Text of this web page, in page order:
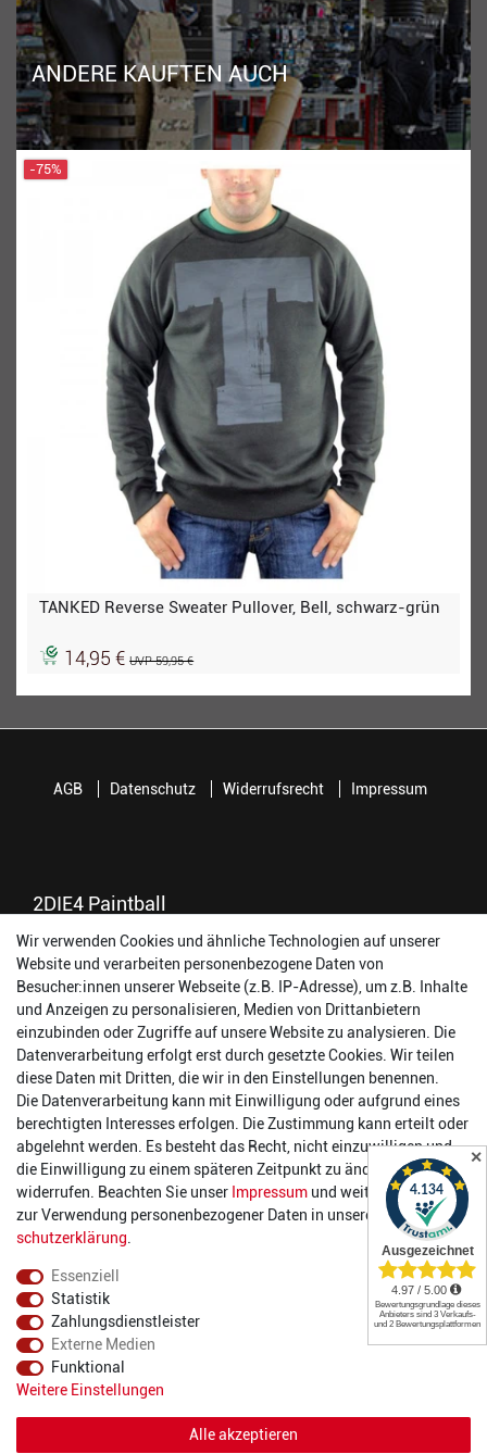
ANDERE KAUFTEN AUCH
-75%
TANKED Reverse Sweater Pullover, Bell, schwarz-grün
14,95 €UVP 59,95 €
2DIE4 Paintball
56457 Westerburg
Reinhold-Ferger-Straße 26
order@2die4-sports.com
0 26 63/ 9 68 69 37
Öffnungszeiten
14:00 - 17:00 Uhr
Dienstag:
14:00 - 17:00 Uhr
Mittwoch:
14:00 - 17:00 Uhr
Donnerstag:
14:00 - 17:00 Uhr
14:00 - 19:00 Uhr
10:00 - 17:00 Uhr
AGB Datenschutz Widerrufsrecht Impressum
Wir verwenden Cookies und ähnliche Technologien auf unserer
Website und verarbeiten personenbezogene Daten von
Besucher:innen unserer Webseite (z.B. IP-Adresse), um z.B. Inhalte
und Anzeigen zu personalisieren, Medien von Drittanbietern
einzubinden oder Zugriffe auf unsere Website zu analysieren. Die
Datenverarbeitung erfolgt erst durch gesetzte Cookies. Wir teilen
diese Daten mit Dritten, die wir in den Einstellungen benennen.
Die Datenverarbeitung kann mit Einwilligung oder aufgrund eines
berechtigten Interesses erfolgen. Die Zustimmung kann erteilt oder
abgelehnt werden. Es besteht das Recht, nicht einzuwilligen und
die Einwilligung zu einem späteren Zeitpunkt zu ändern oder zu
widerrufen. Beachten Sie unser Impressum und weitere Hinweise
zur Verwendung personenbezogener Daten in unserer
Daten­
schutz­erklärung
Essenziell
Statistik
Zahlungsdienstleister
Externe Medien
Funktional
Weitere Einstellungen
Alle akzeptieren
✕